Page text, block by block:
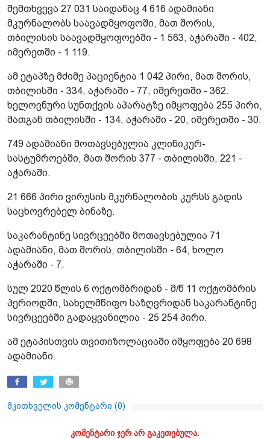
შემთხვევა 27 031 საიდანაც 4 616 ადამიანი
მკურნალობს საავადმყოფოში, მათ შორის,
თბილისის საავადმყოფოებში - 1 563, აჭარაში - 402,
იმერეთში - 1 119.
ამ ეტაპზე მძიმე პაციენტია 1 042 პირი, მათ შორის,
თბილისში - 334, აჭარაში - 77, იმერეთში - 362.
ხელოვნური სუნთქვის აპარატზე იმყოფება 255 პირი,
მათგან თბილისში - 134, აჭარაში - 20, იმერეთში - 30.
749 ადამიანი მოთავსებულია კლინიკურ-
სასტუმროებში, მათ შორის 377 - თბილისში, 221 -
აჭარაში.
21 666 პირი ვირუსის მკურნალობის კურსს გადის
საცხოვრებელ ბინაზე.
საკარანტინე სივრცეებში მოთავსებულია 71
ადამიანი, მათ შორის, თბილისში - 64, ხოლო
აჭარაში - 7.
სულ 2020 წლის 6 ოქტომბრიდან - მ/წ 11 ოქტომბრის
პერიოდში, სახელმწიფო საზღვრიდან საკარანტინე
სივრცეებში გადაყვანილია - 25 254 პირი.
ამ ეტაპისთვის თვითიზოლაციაში იმყოფება 20 698
ადამიანი.
მკითხველის კომენტარი (0)
კომენტარი ჯერ არ გაკეთებულა.